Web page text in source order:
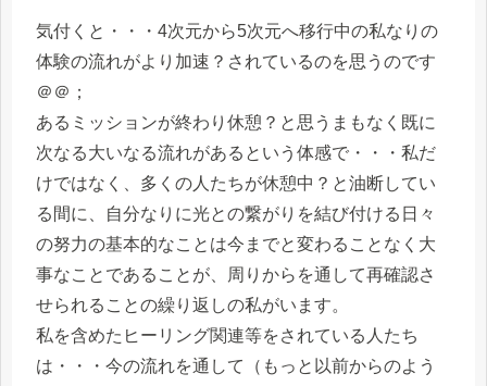
気付くと・・・4次元から5次元へ移行中の私なりの
体験の流れがより加速？されているのを思うのです
＠＠；
あるミッションが終わり休憩？と思うまもなく既に
次なる大いなる流れがあるという体感で・・・私だ
けではなく、多くの人たちが休憩中？と油断してい
る間に、自分なりに光との繋がりを結び付ける日々
の努力の基本的なことは今までと変わることなく大
事なことであることが、周りからを通して再確認さ
せられることの繰り返しの私がいます。
私を含めたヒーリング関連等をされている人たち
は・・・今の流れを通して（もっと以前からのよう